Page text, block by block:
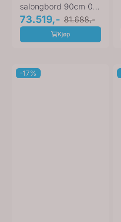
salongbord 90cm 04-
81119
73.519,- 81.688,-
Kjøp
-17%